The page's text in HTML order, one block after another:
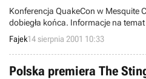
Konferencja QuakeCon w Mesquite
dobiegła końca. Informacje na
jakiś czas temu. Teraz kolej na
Fajek14 sierpnia 2001 10:33
Polska premiera The